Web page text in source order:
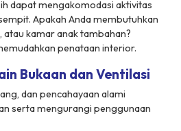
dapat mengakomodasi aktivitas
Apakah Anda membutuhkan
kamar anak tambahan?
penataan interior.
Bukaan dan Ventilasi
dan pencahayaan alami
serta mengurangi penggunaan